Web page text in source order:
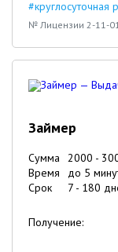
#круглосуточная
№ Лицензии 2-11-
Займер
Сумма 2000 -
Время
до 5
Срок
7 - 180
Получение: